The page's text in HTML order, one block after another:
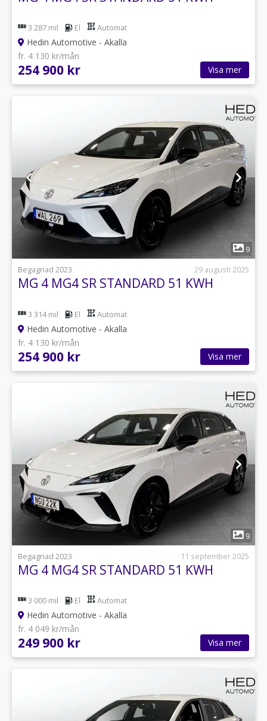
3 287 mil El Automat
Hedin Automotive - Akalla
fr. 4 130 kr/mån
254 900 kr Visa mer
1
9
Begagnad 2023
29 augusti 2025
MG 4 MG4 SR STANDARD 51 KWH
3 314 mil El Automat
Hedin Automotive - Akalla
fr. 4 130 kr/mån
254 900 kr Visa mer
1
9
Begagnad 2023
11 september 2025
MG 4 MG4 SR STANDARD 51 KWH
3 000 mil El Automat
Hedin Automotive - Akalla
fr. 4 049 kr/mån
249 900 kr Visa mer